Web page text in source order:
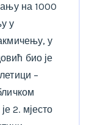
на 1000
у
у
био је
–
2. мјесто